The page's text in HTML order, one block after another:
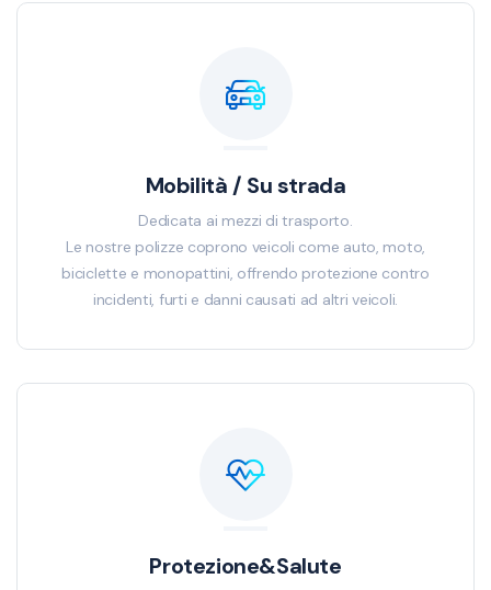
Mobilità / Su strada
Dedicata ai mezzi di trasporto.
Le nostre polizze coprono veicoli come auto, moto,
biciclette e monopattini, offrendo protezione contro
incidenti, furti e danni causati ad altri veicoli.
Protezione&Salute